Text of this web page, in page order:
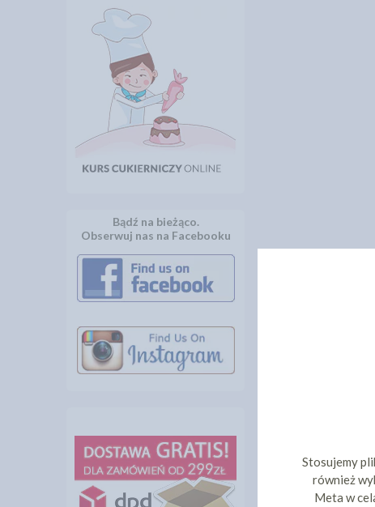
Bądź na bieżąco.
Obserwuj nas na Facebooku
Stosujemy
również
Meta w